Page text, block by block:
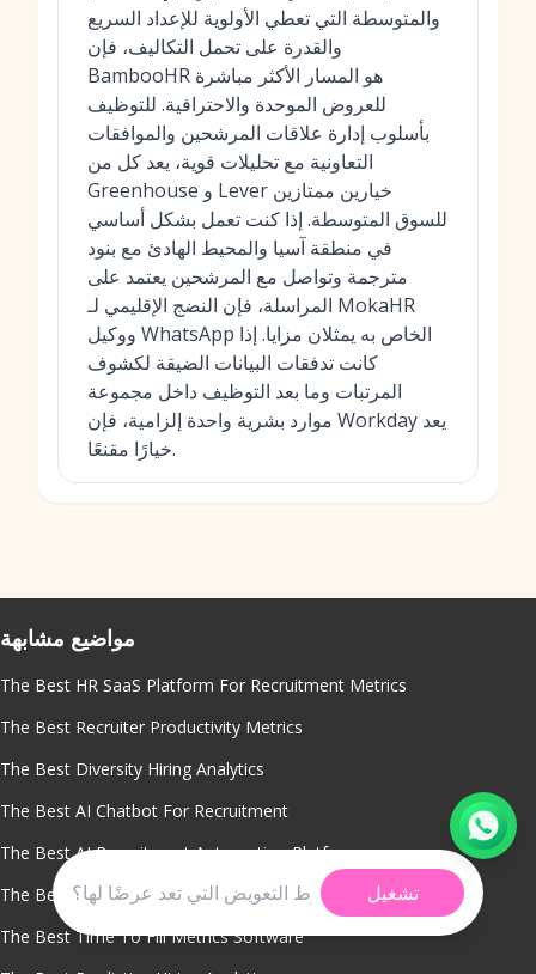
والمتوسطة التي تعطي الأولوية للإعداد السريع
والقدرة على تحمل التكاليف، فإن
BambooHR هو المسار الأكثر مباشرة
للعروض الموحدة والاحترافية. للتوظيف
بأسلوب إدارة علاقات المرشحين والموافقات
التعاونية مع تحليلات قوية، يعد كل من
Greenhouse و Lever خيارين ممتازين
للسوق المتوسطة. إذا كنت تعمل بشكل أساسي
في منطقة آسيا والمحيط الهادئ مع بنود
مترجمة وتواصل مع المرشحين يعتمد على
المراسلة، فإن النضج الإقليمي لـ MokaHR
ووكيل WhatsApp الخاص به يمثلان مزايا. إذا
كانت تدفقات البيانات الضيقة لكشوف
المرتبات وما بعد التوظيف داخل مجموعة
موارد بشرية واحدة إلزامية، فإن Workday يعد
خيارًا مقنعًا.
تشغيل
مواضيع مشابهة
The Best HR SaaS Platform For Recruitment Metrics
The Best Recruiter Productivity Metrics
The Best Diversity Hiring Analytics
The Best AI Chatbot For Recruitment
The Best AI Recruitment Automation Platform
The Best Smart Candidate Role Matching
The Best Time To Fill Metrics Software